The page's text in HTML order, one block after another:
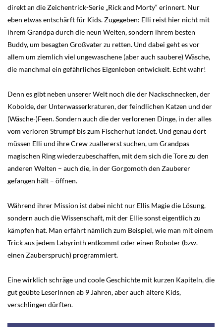
direkt an die Zeichentrick-Serie „Rick and Morty“ erinnert. Nur
eben etwas entschärft für Kids. Zugegeben: Elli reist hier nicht mit
ihrem Grandpa durch die neun Welten, sondern ihrem besten
Buddy, um besagten Großvater zu retten. Und dabei geht es vor
allem um ziemlich viel ungewaschene (aber auch saubere) Wäsche,
die manchmal ein gefährliches Eigenleben entwickelt. Echt wahr!
Denn es gibt neben unserer Welt noch die der Nackschnecken, der
Kobolde, der Unterwasserkraturen, der feindlichen Katzen und der
(Wäsche-)Feen. Sondern auch die der verlorenen Dinge, in der alles
vom verloren Strumpf bis zum Fischerhut landet. Und genau dort
müssen Elli und ihre Crew zuallererst suchen, um Grandpas
magischen Ring wiederzubeschaffen, mit dem sich die Tore zu den
anderen Welten – auch die, in der Gorgomoth den Zauberer
gefangen hält – öffnen.
Während ihrer Mission ist dabei nicht nur Ellis Magie die Lösung,
sondern auch die Wissenschaft, mit der Ellie sonst eigentlich zu
kämpfen hat. Man erfährt nämlich zum Beispiel, wie man mit einem
Trick aus jedem Labyrinth entkommt oder einen Roboter (bzw.
einen Zauberspruch) programmiert.
Eine wirklich schräge und coole Geschichte mit kurzen Kapiteln, die
gut geübte LeserInnen ab 9 Jahren, aber auch ältere Kids,
verschlingen dürften.